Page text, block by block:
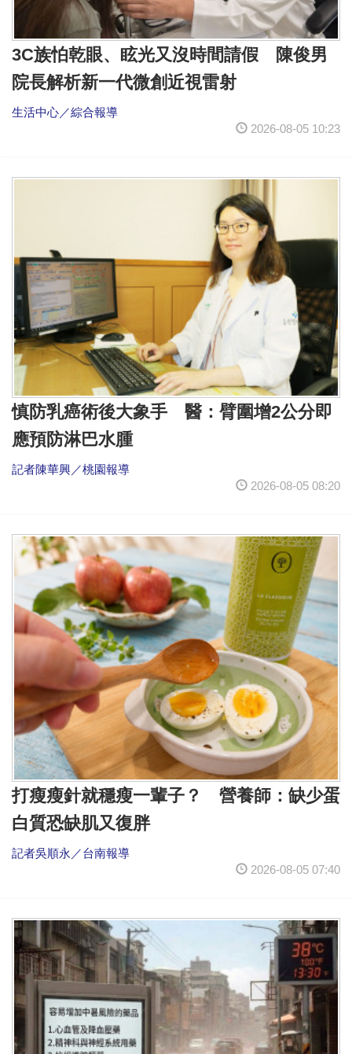
3C族怕乾眼、眩光又沒時間請假 陳俊男
院長解析新一代微創近視雷射
生活中心／綜合報導
2026-08-05 10:23
慎防乳癌術後大象手 醫：臂圍增2公分即
應預防淋巴水腫
記者陳華興／桃園報導
2026-08-05 08:20
打瘦瘦針就穩瘦一輩子？ 營養師：缺少蛋
白質恐缺肌又復胖
記者吳順永／台南報導
2026-08-05 07:40